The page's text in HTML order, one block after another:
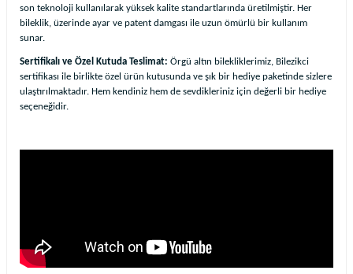
son teknoloji kullanılarak yüksek kalite standartlarında üretilmiştir. Her
bileklik, üzerinde ayar ve patent damgası ile uzun ömürlü bir kullanım
sunar.
Sertifikalı ve Özel Kutuda Teslimat: Örgü altın bilekliklerimiz, Bilezikci
sertifikası ile birlikte özel ürün kutusunda ve şık bir hediye paketinde sizlere
ulaştırılmaktadır. Hem kendiniz hem de sevdikleriniz için değerli bir hediye
seçeneğidir.